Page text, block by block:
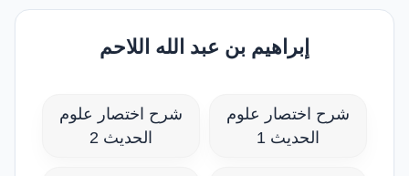
إبراهيم بن عبد الله اللاحم
شرح اختصار علوم
الحديث 1
شرح اختصار علوم
الحديث 2